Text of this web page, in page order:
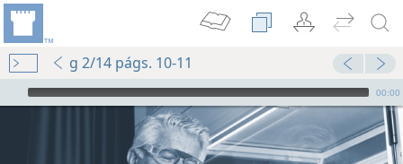
g 2/14 págs. 10-11
Audio Player
00:00